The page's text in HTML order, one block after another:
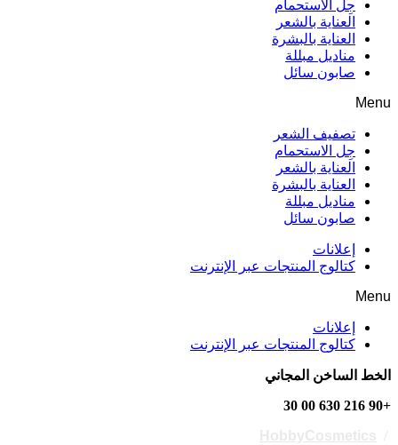
جِل الاستحمام
العناية بالشعر
العناية بالبشرة
مناديل مبللة
صابون سائل
Menu
تصفيف الشعر
جِل الاستحمام
العناية بالشعر
العناية بالبشرة
مناديل مبللة
صابون سائل
إعلانات
كتالوج المنتجات عبر الإنترنت
Menu
إعلانات
كتالوج المنتجات عبر الإنترنت
الخط الساخن المجاني
+90 216 630 00 30